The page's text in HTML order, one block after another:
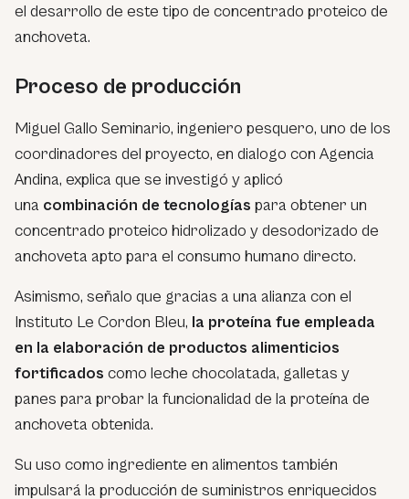
el desarrollo de este tipo de concentrado proteico de
anchoveta.
Proceso de producción
Miguel Gallo Seminario, ingeniero pesquero, uno de los
coordinadores del proyecto, en dialogo con Agencia
Andina, explica que se investigó y aplicó
una combinación de tecnologías para obtener un
concentrado proteico hidrolizado y desodorizado de
anchoveta apto para el consumo humano directo.
Asimismo, señalo que gracias a una alianza con el
Instituto Le Cordon Bleu, la proteína fue empleada
en la elaboración de productos alimenticios
fortificados como leche chocolatada, galletas y
panes para probar la funcionalidad de la proteína de
anchoveta obtenida.
Su uso como ingrediente en alimentos también
impulsará la producción de suministros enriquecidos